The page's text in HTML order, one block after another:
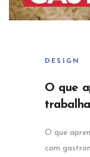
DESIGN
O que
O que
com